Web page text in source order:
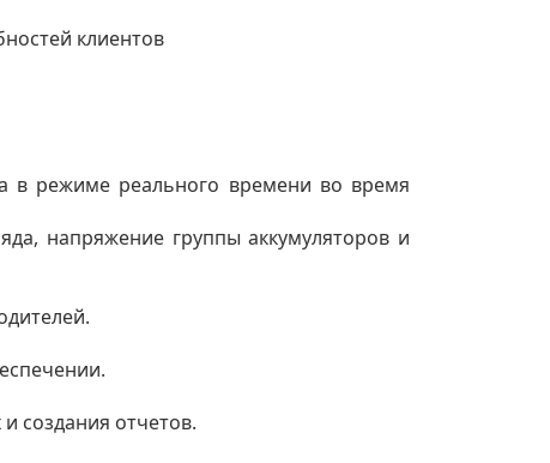
клиентов
в режиме реального времени во время
напряжение группы аккумуляторов и
создания отчетов.